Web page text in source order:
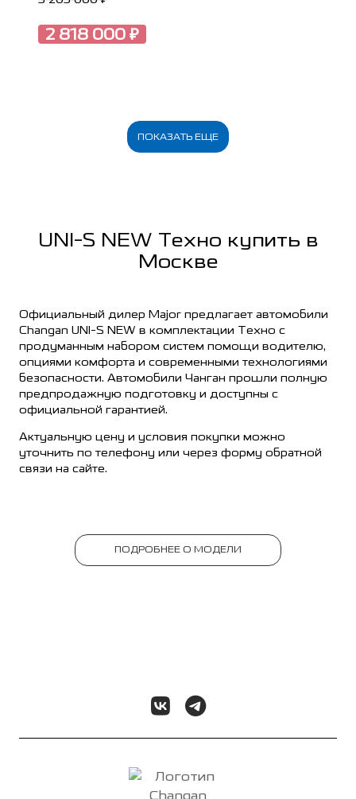
2 818 000 ₽
ПОКАЗАТЬ ЕЩЕ
UNI-S NEW Техно купить в
Москве
Официальный дилер Major предлагает автомобили
Changan UNI-S NEW в комплектации Техно с
продуманным набором систем помощи водителю,
опциями комфорта и современными технологиями
безопасности. Автомобили Чанган прошли полную
предпродажную подготовку и доступны с
официальной гарантией.
Актуальную цену и условия покупки можно
уточнить по телефону или через форму обратной
связи на сайте.
ПОДРОБНЕЕ О МОДЕЛИ